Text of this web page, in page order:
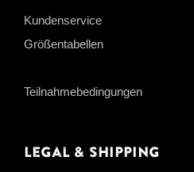
Kundenservice
Größentabellen
Teilnahmebedingungen
Legal & Shipping